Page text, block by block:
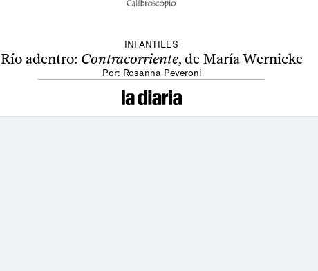
INFANTILES
Río adentro: Contracorriente, de María Wernicke
Por: Rosanna Peveroni